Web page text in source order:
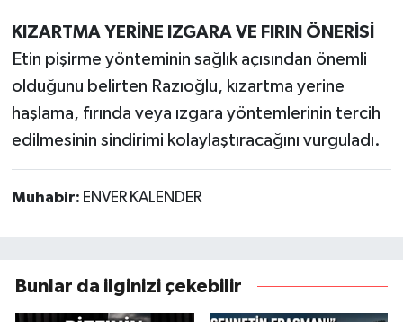
KIZARTMA YERİNE IZGARA VE FIRIN ÖNERİSİ
Etin pişirme yönteminin sağlık açısından önemli
olduğunu belirten Razıoğlu, kızartma yerine
haşlama, fırında veya ızgara yöntemlerinin tercih
edilmesinin sindirimi kolaylaştıracağını vurguladı.
Muhabir: ENVER KALENDER
Bunlar da ilginizi çekebilir